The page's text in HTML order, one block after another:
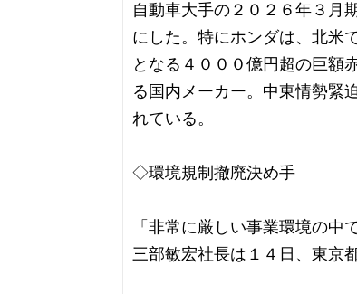
自動車大手の２０２６年３月
にした。特にホンダは、北米
となる４０００億円超の巨額
る国内メーカー。中東情勢緊
れている。
◇環境規制撤廃決め手
「非常に厳しい事業環境の
三部敏宏社長は１４日、東京